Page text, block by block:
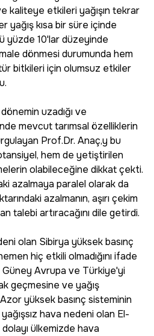
kaliteye etkileri yağışın tekrar
yağış kısa bir süre içinde
yüzde 10'lar düzeyinde
dönmesi durumunda hem
bitkileri için olumsuz etkiler
dönemin uzadığı ve
mevcut tarımsal özelliklerin
Prof.Dr. Anaç,y bu
hem de yetiştirilen
olabileceğine dikkat çekti.
azalmaya paralel olarak da
azalmanın, aşırı çekim
talebi artıracağını dile getirdi.
olan Sibirya yüksek basınç
hiç etkili olmadığını ifade
Avrupa ve Türkiye'yi
geçmesine ve yağış
yüksek basınç sisteminin
yağışsız hava nedeni olan El-
ülkemizde hava